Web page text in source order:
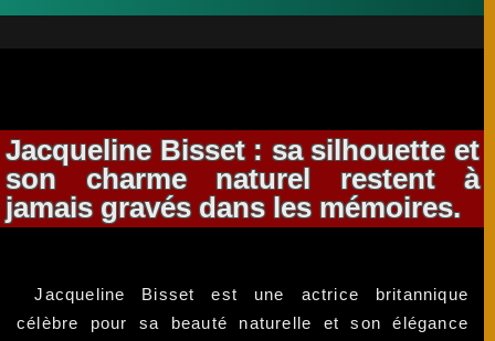
Jacqueline Bisset : sa silhouette et
son charme naturel restent à
jamais gravés dans les mémoires.
Jacqueline Bisset est une actrice britannique
célèbre pour sa beauté naturelle et son élégance